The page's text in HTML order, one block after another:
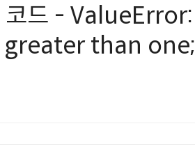
코드 - ValueError:
than one;